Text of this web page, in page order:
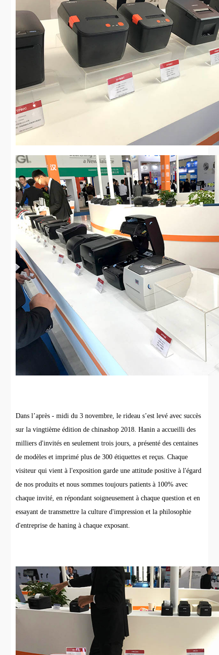
Dans l’après - midi du 3 novembre, le rideau s’est levé avec succès
sur la vingtième édition de chinashop 2018. Hanin a accueilli des
milliers d'invités en seulement trois jours, a présenté des centaines
de modèles et imprimé plus de 300 étiquettes et reçus. Chaque
visiteur qui vient à l'exposition garde une attitude positive à l'égard
de nos produits et nous sommes toujours patients à 100% avec
chaque invité, en répondant soigneusement à chaque question et en
essayant de transmettre la culture d'impression et la philosophie
d'entreprise de haning à chaque exposant.